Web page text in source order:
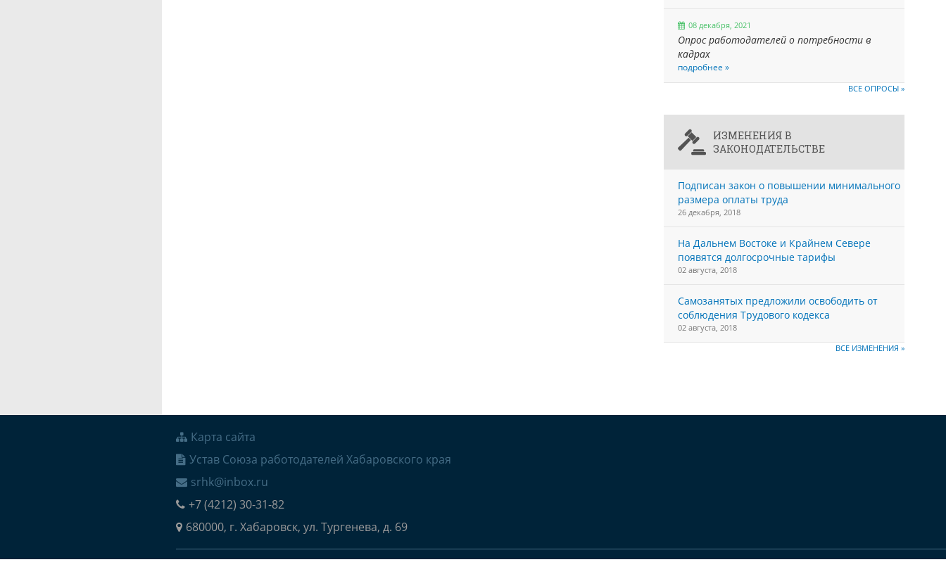
08 декабря, 2021
Опрос работодателей о потребности в
кадрах
подробнее »
ВСЕ ОПРОСЫ »
ИЗМЕНЕНИЯ В
ЗАКОНОДАТЕЛЬСТВЕ
Подписан закон о повышении минимального
размера оплаты труда
26 декабря, 2018
На Дальнем Востоке и Крайнем Севере
появятся долгосрочные тарифы
02 августа, 2018
Самозанятых предложили освободить от
соблюдения Трудового кодекса
02 августа, 2018
ВСЕ ИЗМЕНЕНИЯ »
Карта сайта
Устав Союза работодателей Хабаровского края
srhk@inbox.ru
+7 (4212) 30-31-82
680000, г. Хабаровск, ул. Тургенева, д. 69